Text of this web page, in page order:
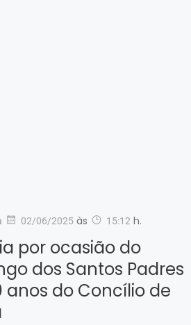
02/06/2025 às 15:12 h.
por ocasião do
dos Santos Padres
anos do Concílio de